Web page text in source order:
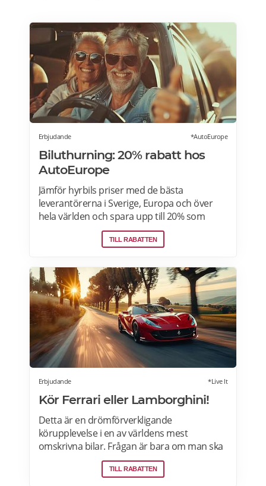
Erbjudande *AutoEurope
Biluthurning: 20% rabatt hos
AutoEurope
Jämför hyrbils priser med de bästa
leverantörerna i Sverige, Europa och över
hela världen och spara upp till 20% som
medlem! Upptäck speciella priser på Auto
Europe hemsida!TILL RABATTEN
Erbjudande *Live It
Kör Ferrari eller Lamborghini!
Detta är en drömförverkligande
körupplevelse i en av världens mest
omskrivna bilar. Frågan är bara om man ska
välja Ferrari eller Lamborghini. Upplevelsen
börjar med genomgång av körteknik och
TILL RABATTEN